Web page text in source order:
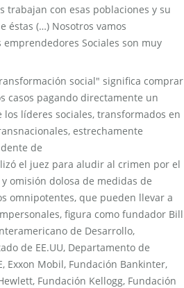
trabajan con esas poblaciones y su
éstas (…) Nosotros vamos
Sociales son muy
social" significa comprar
casos pagando directamente un
líderes sociales, transformados en
estrechamente
de
el juez para aludir al crimen por el
omisión dolosa de medidas de
omnipotentes, que pueden llevar a
figura como fundador Bill
de Desarrollo,
de EE.UU, Departamento de
Exxon Mobil, Fundación Bankinter,
Fundación Kellogg, Fundación